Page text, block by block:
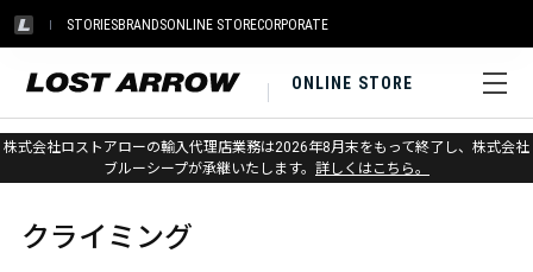
STORIESBRANDSONLINE STORECORPORATE
ONLINE STORE
株式会社ロストアローの輸入代理店業務は2026年8月末をもって終了し、株式会社
ブルーシープが承継いたします。 詳しくはこちら。
ホーム > クライミング
クライミング